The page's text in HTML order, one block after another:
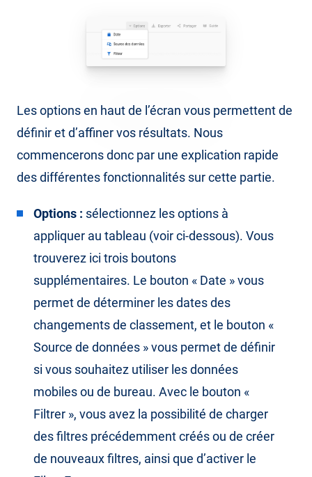
Les options en haut de l’écran vous permettent de
définir et d’affiner vos résultats. Nous
commencerons donc par une explication rapide
des différentes fonctionnalités sur cette partie.
Options : sélectionnez les options à
appliquer au tableau (voir ci-dessous). Vous
trouverez ici trois boutons
supplémentaires. Le bouton « Date » vous
permet de déterminer les dates des
changements de classement, et le bouton «
Source de données » vous permet de définir
si vous souhaitez utiliser les données
mobiles ou de bureau. Avec le bouton «
Filtrer », vous avez la possibilité de charger
des filtres précédemment créés ou de créer
de nouveaux filtres, ainsi que d’activer le